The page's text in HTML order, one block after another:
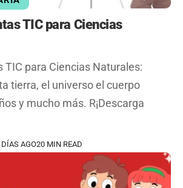
TIC para Ciencias
TIC para Ciencias Naturales:
tierra, el universo el cuerpo
y mucho más. R¡Descarga
AGO20 MIN READ